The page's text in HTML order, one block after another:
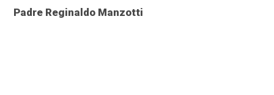
Padre Reginaldo Manzotti